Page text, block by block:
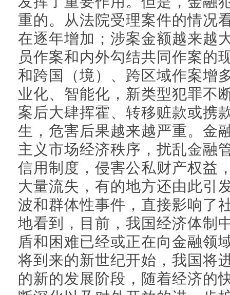
重的。从法院受理案件的情况
在逐年增加；涉案金额越来越
员作案和内外勾结共同作案的
和跨国（境）、跨区域作案增
业化、智能化，新类型犯罪不
案后大肆挥霍、转移赃款或携
生，危害后果越来越严重。金
主义市场经济秩序，扰乱金融
信用制度，侵害公私财产权益
大量流失，有的地方还由此引
波和群体性事件，直接影响了
地看到，目前，我国经济体制
盾和困难已经或正在向金融领
将到来的新世纪开始，我国将
的新的发展阶段，随着经济的